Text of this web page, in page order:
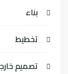
بناء
تخطيط
تصميم